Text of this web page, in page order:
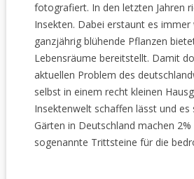
fotografiert. In den letzten Jahren
Insekten. Dabei erstaunt es
ganzjährig blühende Pflanzen
Lebensräume bereitstellt. Damit
aktuellen Problem des
selbst in einem recht kleinen
Insektenwelt schaffen lässt und
Gärten in Deutschland machen
sogenannte Trittsteine für die